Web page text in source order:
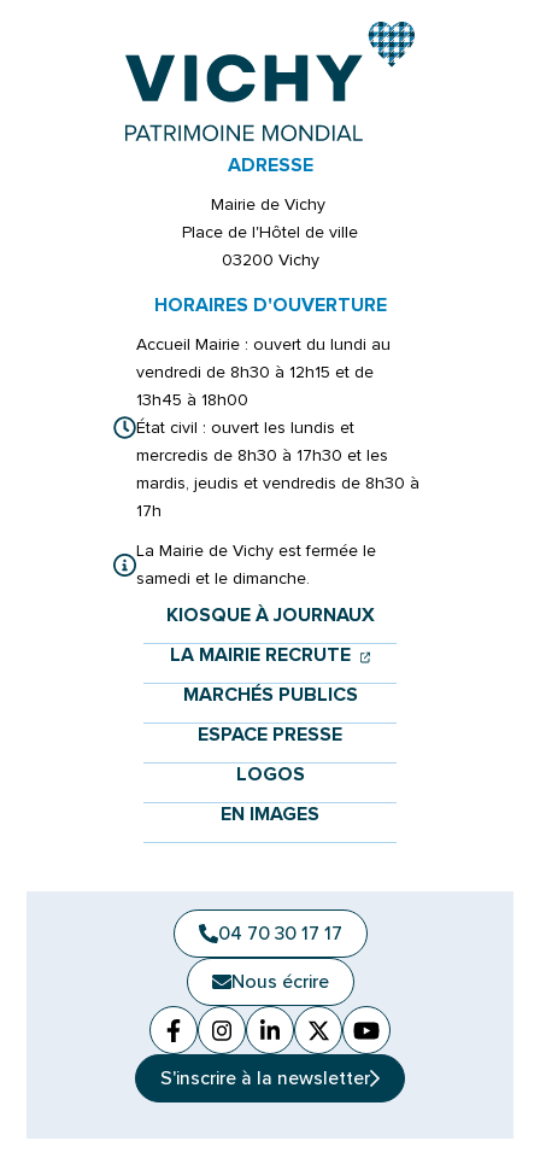
ADRESSE
Mairie de Vichy
Place de l'Hôtel de ville
03200 Vichy
HORAIRES D'OUVERTURE
Accueil Mairie : ouvert du lundi au
vendredi de 8h30 à 12h15 et de
13h45 à 18h00
État civil : ouvert les lundis et
mercredis de 8h30 à 17h30 et les
mardis, jeudis et vendredis de 8h30 à
17h
La Mairie de Vichy est fermée le
samedi et le dimanche.
KIOSQUE À JOURNAUX
LA MAIRIE RECRUTE (OUVERTURE
(OUVERTURE
MARCHÉS PUBLICS
ESPACE PRESSE
LOGOS
EN IMAGES
04 70 30 17 17
Nous écrire
Facebook
(ouverture dans un nouvel onglet)
Instagram
(ouverture dans un nouvel
Linkedin
(ouverture dans un nouvel
X (Twitter)
(ouverture dans un
YouTube
(ouverture dans
S'inscrire à la newsletter